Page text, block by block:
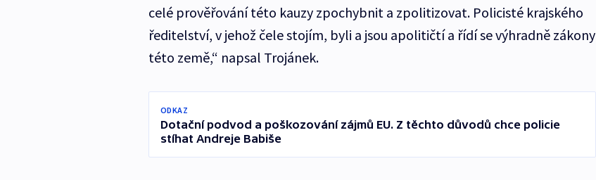
celé prověřování této kauzy zpochybnit a zpolitizovat. Policisté krajského
ředitelství, v jehož čele stojím, byli a jsou apolitičtí a řídí se výhradně zákony
této země,“ napsal Trojánek.
ODKAZ
Dotační podvod a poškozování zájmů EU. Z těchto důvodů chce policie
stíhat Andreje Babiše